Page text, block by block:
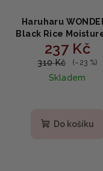
Haruharu
Black Rice
Soft Cleansing
100ml
237 Kč
310 Kč (–23 %)
Skladem
Do košíku